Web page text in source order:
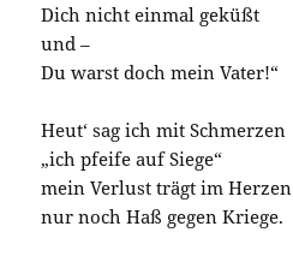
Dich nicht einmal geküßt
und –
Du warst doch mein Vater!“
Heut‘ sag ich mit Schmerzen
„ich pfeife auf Siege“
mein Verlust trägt im Herzen
nur noch Haß gegen Kriege.